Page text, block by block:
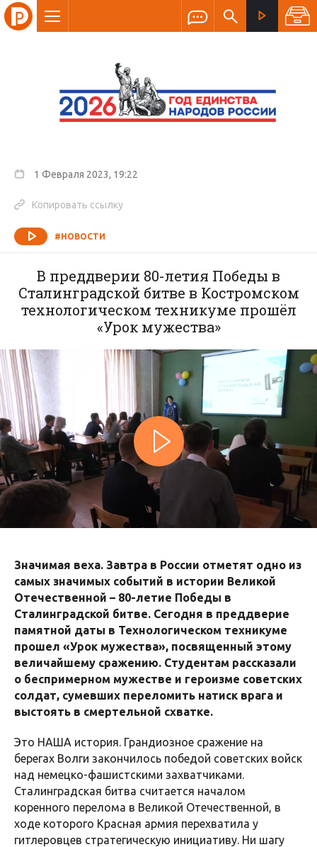
1 Февраля 2023, 19:22
Копировать ссылку
#НОВОСТИ
В преддверии 80-летия Победы в
Сталинградской битве в Костромском
технологическом техникуме прошёл
«Урок мужества»
Значимая веха. Завтра в России отметят одно из
самых значимых событий в истории Великой
Отечественной – 80-летие Победы в
Сталинградской битве. Сегодня в преддверие
памятной даты в Технологическом техникуме
прошел «Урок мужества», посвященный этому
величайшему сражению. Студентам рассказали
о беспримерном мужестве и героизме советских
солдат, сумевших переломить натиск врага и
выстоять в смертельной схватке.
Это НАША история. Грандиозное сражение на
берегах Волги закончилось победой советских войск
над немецко-фашистскими захватчиками.
Сталинградская битва считается началом
коренного перелома в Великой Отечественной, в
ходе которого Красная армия перехватила у
гитлеровцев стратегическую инициативу. Ни шагу